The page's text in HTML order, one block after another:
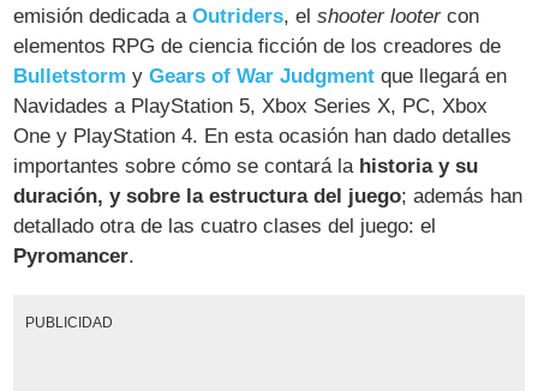
emisión dedicada aOutriders, elshooter lootercon
elementos RPG de ciencia ficción de los creadores de
Bulletstorm yGears of War Judgment que llegará en
Navidades a PlayStation 5, Xbox Series X, PC, Xbox
One y PlayStation 4. En esta ocasión han dado detalles
importantes sobre cómo se contará la historia y su
duración, y sobre la estructura del juego; además han
detallado otra de las cuatro clases del juego: el
Pyromancer.
PUBLICIDAD